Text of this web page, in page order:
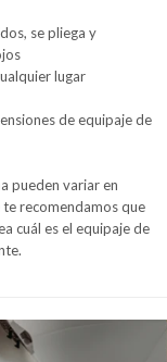
se pliega y
lugar
de equipaje de
pueden variar en
recomendamos que
cuál es el equipaje de